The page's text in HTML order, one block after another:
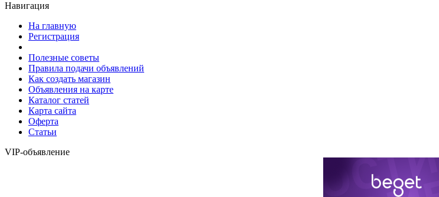
Навигация
На главную
Регистрация
Полезные советы
Правила подачи объявлений
Как создать магазин
Объявления на карте
Каталог статей
Карта сайта
Оферта
Статьи
VIP-объявление